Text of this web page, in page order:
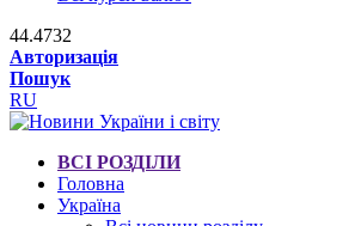
44.4732
Авторизація
Пошук
RU
ВСІ РОЗДІЛИ
Головна
Україна